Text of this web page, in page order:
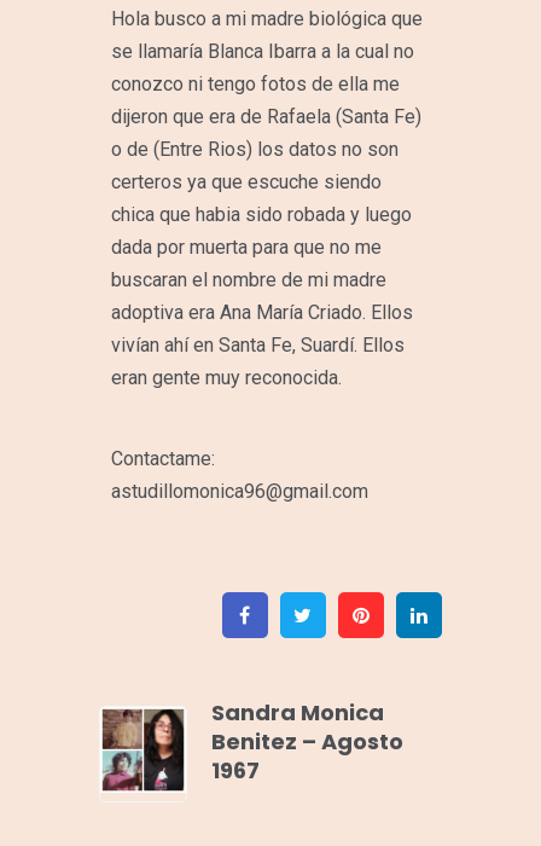
Hola busco a mi madre biológica que
se llamaría Blanca Ibarra a la cual no
conozco ni tengo fotos de ella me
dijeron que era de Rafaela (Santa Fe)
o de (Entre Rios) los datos no son
certeros ya que escuche siendo
chica que habia sido robada y luego
dada por muerta para que no me
buscaran el nombre de mi madre
adoptiva era Ana María Criado. Ellos
vivían ahí en Santa Fe, Suardí. Ellos
eran gente muy reconocida.
Contactame:
astudillomonica96@gmail.com
FacebookTwitter Pinterest
Sandra Monica
Benitez – Agosto
1967